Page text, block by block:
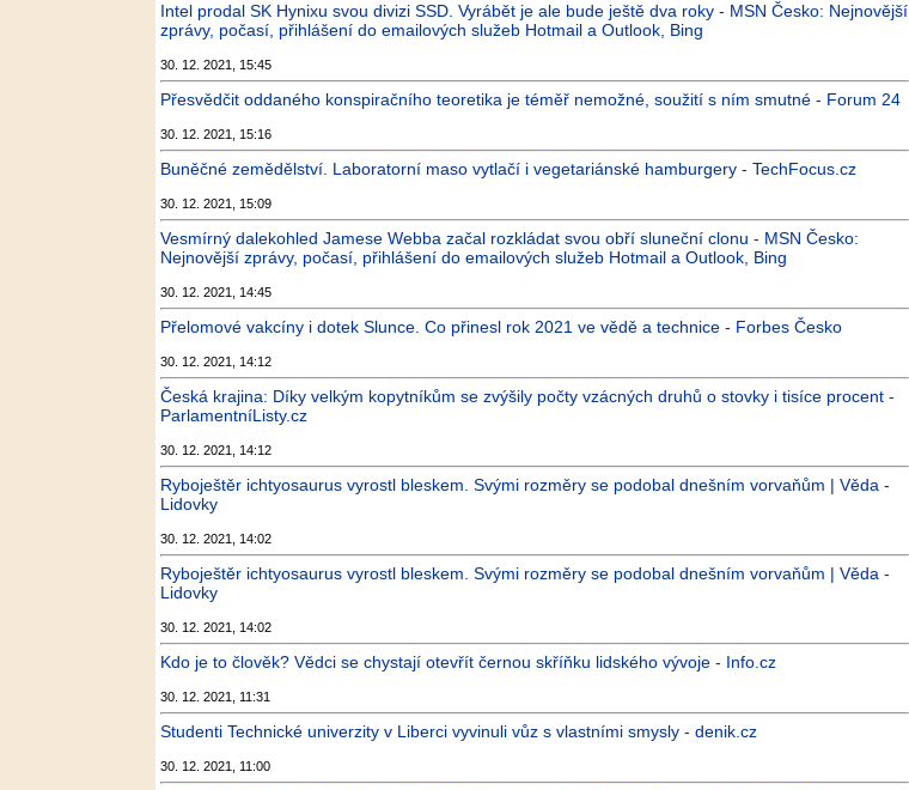
Intel prodal SK Hynixu svou divizi SSD. Vyrábět je ale bude ještě dva roky - MSN Česko: Nejnovější
zprávy, počasí, přihlášení do emailových služeb Hotmail a Outlook, Bing
30. 12. 2021, 15:45
Přesvědčit oddaného konspiračního teoretika je téměř nemožné, soužití s ním smutné - Forum 24
30. 12. 2021, 15:16
Buněčné zemědělství. Laboratorní maso vytlačí i vegetariánské hamburgery - TechFocus.cz
30. 12. 2021, 15:09
Vesmírný dalekohled Jamese Webba začal rozkládat svou obří sluneční clonu - MSN Česko:
Nejnovější zprávy, počasí, přihlášení do emailových služeb Hotmail a Outlook, Bing
30. 12. 2021, 14:45
Přelomové vakcíny i dotek Slunce. Co přinesl rok 2021 ve vědě a technice - Forbes Česko
30. 12. 2021, 14:12
Česká krajina: Díky velkým kopytníkům se zvýšily počty vzácných druhů o stovky i tisíce procent -
ParlamentníListy.cz
30. 12. 2021, 14:12
Ryboještěr ichtyosaurus vyrostl bleskem. Svými rozměry se podobal dnešním vorvaňům | Věda -
Lidovky
30. 12. 2021, 14:02
Ryboještěr ichtyosaurus vyrostl bleskem. Svými rozměry se podobal dnešním vorvaňům | Věda -
Lidovky
30. 12. 2021, 14:02
Kdo je to člověk? Vědci se chystají otevřít černou skříňku lidského vývoje - Info.cz
30. 12. 2021, 11:31
Studenti Technické univerzity v Liberci vyvinuli vůz s vlastními smysly - denik.cz
30. 12. 2021, 11:00